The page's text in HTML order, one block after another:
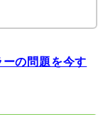
の問題を今す